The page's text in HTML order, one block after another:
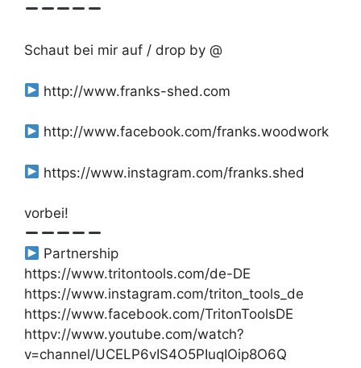
Schaut bei mir auf / drop by @
http://www.franks-shed.com
http://www.facebook.com/franks.woodwork
https://www.instagram.com/franks.shed
vorbei!
Partnership
https://www.tritontools.com/de-DE
https://www.instagram.com/triton_tools_de
https://www.facebook.com/TritonToolsDE
httpv://www.youtube.com/watch?
v=channel/UCELP6vIS4O5PIuqIOip8O6Q